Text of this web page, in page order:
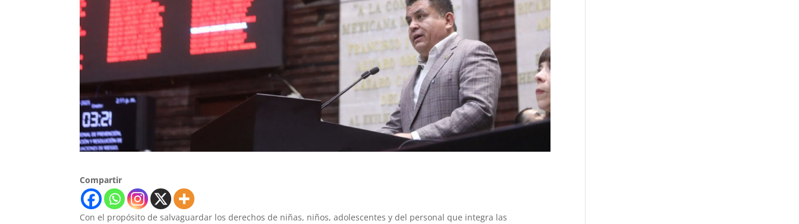
Compartir
Con el propósito de salvaguardar los derechos de niñas, niños, adolescentes y del personal que integra las